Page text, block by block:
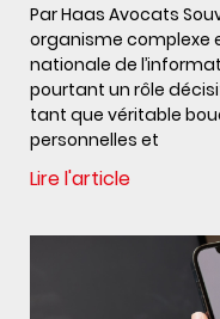
Par Haas Avocats
organisme complexe
nationale de
pourtant un rôle
tant que véritable
personnelles et
Lire l'article